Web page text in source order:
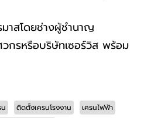
าสโดยช่างผู้ชำนาญ
กรหรือบริษัทเซอร์วิส พร้อม
ติดตั้งเครนโรงงาน
เครนไฟฟ้า